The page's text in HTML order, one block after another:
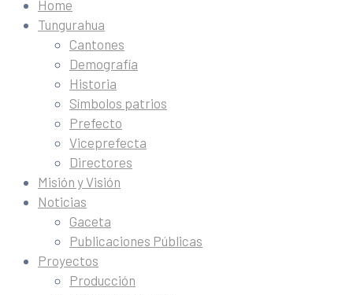
Home
Tungurahua
Cantones
Demografía
Historia
Símbolos patrios
Prefecto
Viceprefecta
Directores
Misión y Visión
Noticias
Gaceta
Publicaciones Públicas
Proyectos
Producción